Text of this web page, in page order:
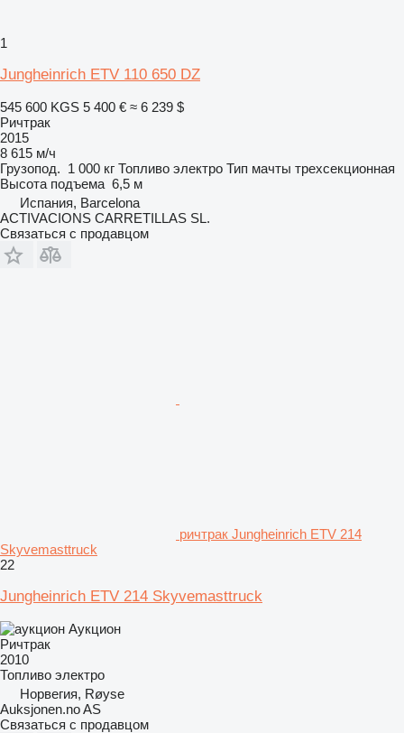
1
Jungheinrich ETV 110 650 DZ
545 600 KGS 5 400 € ≈ 6 239 $
Ричтрак
2015
8 615 м/ч
Грузопод. 1 000 кг Топливо электро Тип мачты трехсекционная
Высота подъема 6,5 м
Испания, Barcelona
ACTIVACIONS CARRETILLAS SL.
Связаться с продавцом
ричтрак Jungheinrich ETV 214
Skyvemasttruck
22
Jungheinrich ETV 214 Skyvemasttruck
Аукцион
Ричтрак
2010
Топливо электро
Норвегия, Røyse
Auksjonen.no AS
Связаться с продавцом